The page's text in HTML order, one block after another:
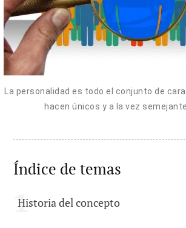
La personalidad es todo el conjunto de
hacen únicos y a la vez
Índice de temas
Historia del concepto